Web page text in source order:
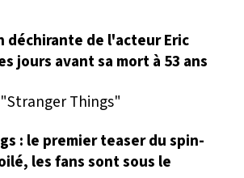
déchirante de l'acteur Eric
jours avant sa mort à 53 ans
: le premier teaser du spin-
les fans sont sous le